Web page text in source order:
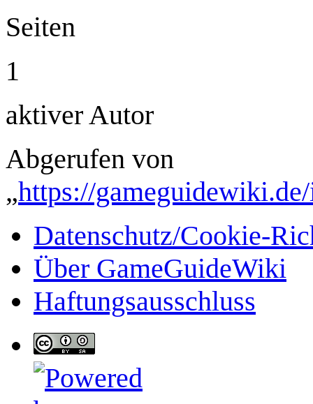
Seiten
1
aktiver Autor
Abgerufen von
„https://
Datenschutz/Cookie-
Über GameGuideWiki
Haftungsausschluss